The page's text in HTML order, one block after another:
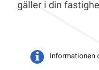
gäller i din
Informationen